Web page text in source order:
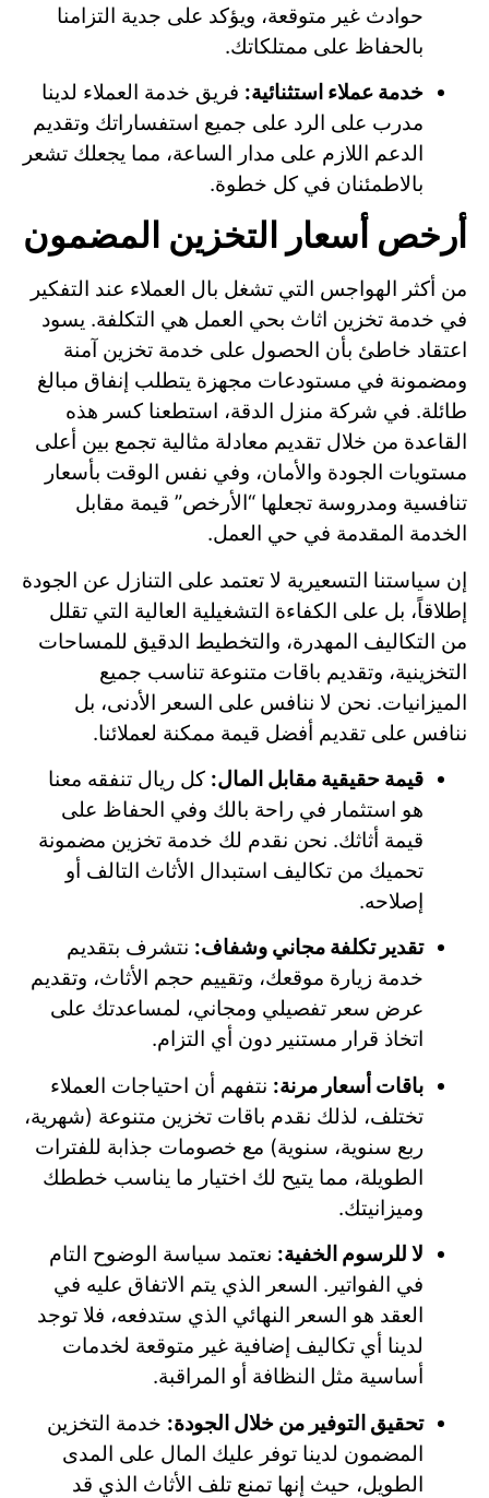
حوادث غير متوقعة، ويؤكد على جدية التزامنا
بالحفاظ على ممتلكاتك.
خدمة عملاء استثنائية: فريق خدمة العملاء لدينا
مدرب على الرد على جميع استفساراتك وتقديم
الدعم اللازم على مدار الساعة، مما يجعلك تشعر
بالاطمئنان في كل خطوة.
أرخص أسعار التخزين المضمون
من أكثر الهواجس التي تشغل بال العملاء عند التفكير
في خدمة تخزين اثاث بحي العمل هي التكلفة. يسود
اعتقاد خاطئ بأن الحصول على خدمة تخزين آمنة
ومضمونة في مستودعات مجهزة يتطلب إنفاق مبالغ
طائلة. في شركة منزل الدقة، استطعنا كسر هذه
القاعدة من خلال تقديم معادلة مثالية تجمع بين أعلى
مستويات الجودة والأمان، وفي نفس الوقت بأسعار
تنافسية ومدروسة تجعلها “الأرخص” قيمة مقابل
الخدمة المقدمة في حي العمل.
إن سياستنا التسعيرية لا تعتمد على التنازل عن الجودة
إطلاقاً، بل على الكفاءة التشغيلية العالية التي تقلل
من التكاليف المهدرة، والتخطيط الدقيق للمساحات
التخزينية، وتقديم باقات متنوعة تناسب جميع
الميزانيات. نحن لا ننافس على السعر الأدنى، بل
ننافس على تقديم أفضل قيمة ممكنة لعملائنا.
قيمة حقيقية مقابل المال: كل ريال تنفقه معنا
هو استثمار في راحة بالك وفي الحفاظ على
قيمة أثاثك. نحن نقدم لك خدمة تخزين مضمونة
تحميك من تكاليف استبدال الأثاث التالف أو
إصلاحه.
تقدير تكلفة مجاني وشفاف: نتشرف بتقديم
خدمة زيارة موقعك، وتقييم حجم الأثاث، وتقديم
عرض سعر تفصيلي ومجاني، لمساعدتك على
اتخاذ قرار مستنير دون أي التزام.
باقات أسعار مرنة: نتفهم أن احتياجات العملاء
تختلف، لذلك نقدم باقات تخزين متنوعة (شهرية،
ربع سنوية، سنوية) مع خصومات جذابة للفترات
الطويلة، مما يتيح لك اختيار ما يناسب خططك
وميزانيتك.
لا للرسوم الخفية: نعتمد سياسة الوضوح التام
في الفواتير. السعر الذي يتم الاتفاق عليه في
العقد هو السعر النهائي الذي ستدفعه، فلا توجد
لدينا أي تكاليف إضافية غير متوقعة لخدمات
أساسية مثل النظافة أو المراقبة.
تحقيق التوفير من خلال الجودة: خدمة التخزين
المضمون لدينا توفر عليك المال على المدى
الطويل، حيث إنها تمنع تلف الأثاث الذي قد